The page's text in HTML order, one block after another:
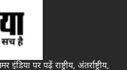
पर पढ़ें राष्ट्रीय, अंतर्राष्ट्रीय,